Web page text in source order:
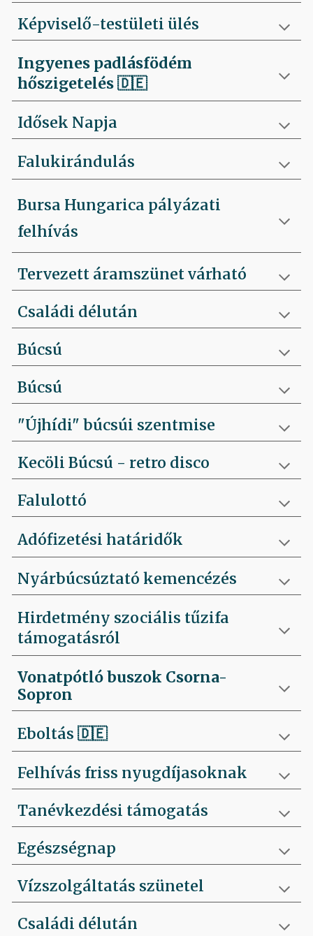
Képviselő-testületi ülés
Ingyenes padlásfödém
hőszigetelés🇩🇪
Idősek Napja
Falukirándulás
Bursa Hungarica pályázati
felhívás
Tervezett áramszünet várható
Családi délután
Búcsú
Búcsú
"Újhídi" búcsúi szentmise
Kecöli Búcsú - retro disco
Falulottó
Adófizetési határidők
Nyárbúcsúztató kemencézés
Hirdetmény szociális tűzifa
támogatásról
Vonatpótló buszok Csorna-
Sopron
Eboltás🇩🇪
Felhívás friss nyugdíjasoknak
Tanévkezdési támogatás
Egészségnap
Vízszolgáltatás szünetel
Családi délután